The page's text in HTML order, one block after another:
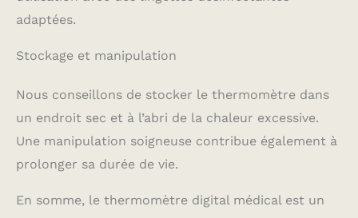
la nuit. L'unité de mesure
peut être basculée entre
habitudes. La fonction
après 10 secondes
permet d'économiser de
l'énergie et de prolonger
l'appareil.
adaptées.
Stockage et manipulation
Nous conseillons de stocker le thermomètre dans
un endroit sec et à l’abri de la chaleur excessive.
Une manipulation soigneuse contribue également à
prolonger sa durée de vie.
En somme, le thermomètre digital médical est un